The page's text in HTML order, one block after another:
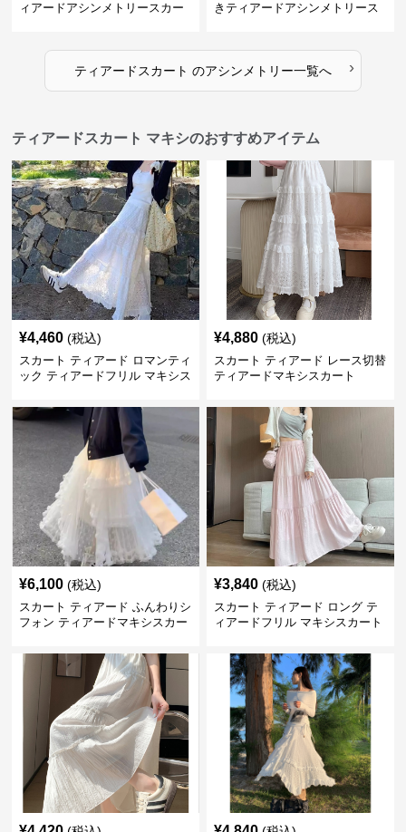
ィアードアシンメトリースカー
きティアードアシンメトリース
ティアードスカート のアシンメトリー一覧へ ›
ティアードスカート マキシのおすすめアイテム
¥4,460 (税込)
スカート ティアード ロマンティ
ック ティアードフリル マキシス
¥4,880 (税込)
スカート ティアード レース切替
ティアードマキシスカート
¥6,100 (税込)
スカート ティアード ふんわりシ
フォン ティアードマキシスカー
¥3,840 (税込)
スカート ティアード ロング テ
ィアードフリル マキシスカート